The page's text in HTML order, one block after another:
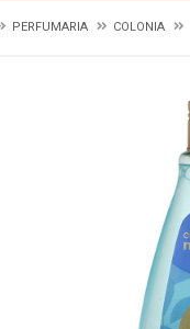
PERFUMARIA COLONIA